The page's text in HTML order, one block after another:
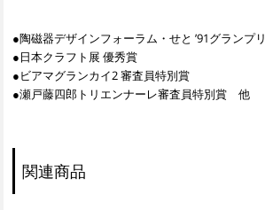
●陶磁器デザインフォーラム・せと ’91グランプリ
●日本クラフト展 優秀賞
●ビアマグランカイ2 審査員特別賞
●瀬戸藤四郎トリエンナーレ審査員特別賞 他
関連商品